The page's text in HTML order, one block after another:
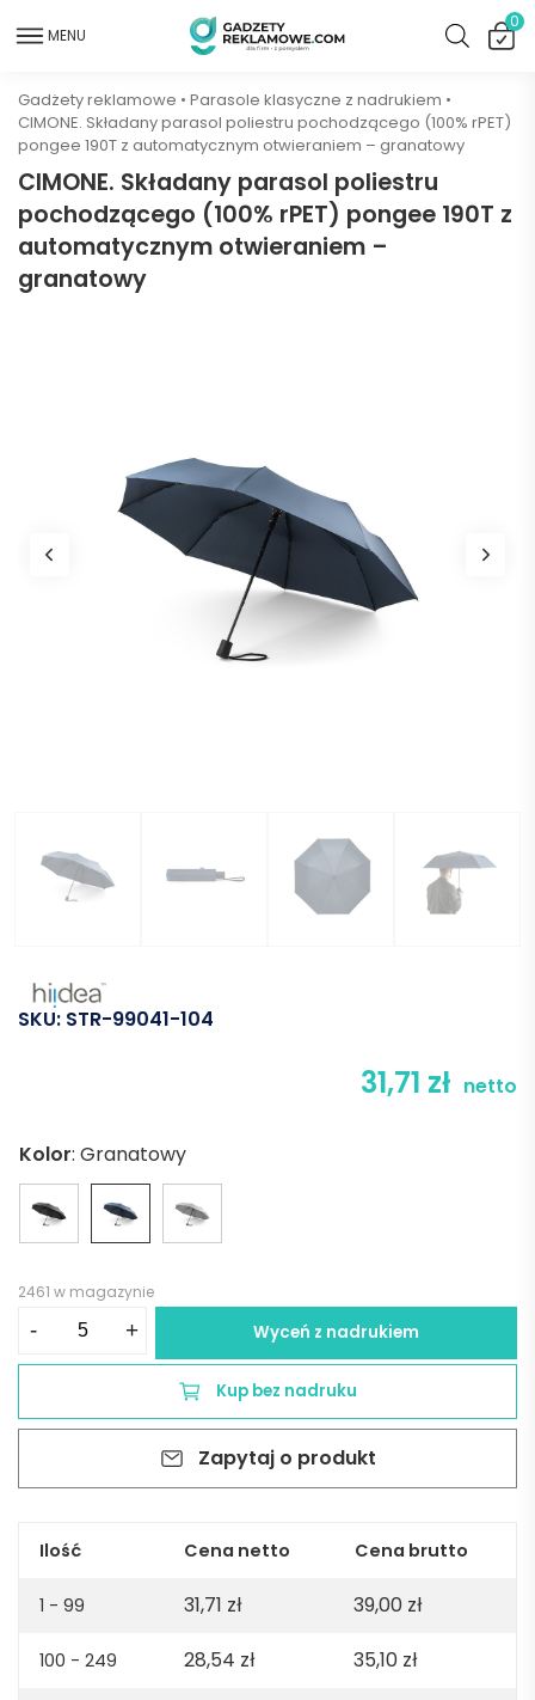
MENU
0
Gadżety reklamowe • Parasole klasyczne z nadrukiem •
CIMONE. Składany parasol poliestru pochodzącego (100% rPET)
pongee 190T z automatycznym otwieraniem – granatowy
CIMONE. Składany parasol poliestru
pochodzącego (100% rPET) pongee 190T z
automatycznym otwieraniem –
granatowy
SKU: STR-99041-104
31,71 zł netto
Kolor: Granatowy
2461 w magazynie
-
poliestru
(100%
pongee
otwieraniem
+ Wyceń z nadrukiem
Kup bez nadruku
Zapytaj o produkt
Ilość Cena netto Cena brutto
1 - 99 31,71 zł 39,00 zł
100 - 249 28,54 zł 35,10 zł